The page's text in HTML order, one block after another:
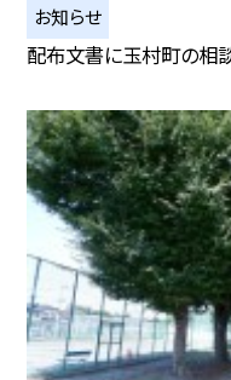
お知らせ
配布文書に玉村町の相